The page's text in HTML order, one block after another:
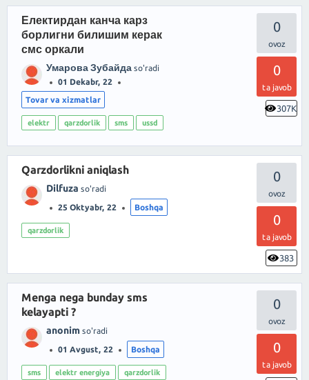
0
0
ta javob
307K
Електирдан канча карз
борлигни билишим керак
смс оркали
Умарова Зубайда so'radi
01 Dekabr, 22
Tovar va xizmatlar
elektr qarzdorlik sms ussd
0
0
ta javob
383
Qarzdorlikni aniqlash
Dilfuza so'radi
25 Oktyabr, 22 Boshqa
qarzdorlik
0
0
ta javob
Menga nega bunday sms
kelayapti ?
anonim so'radi
01 Avgust, 22 Boshqa
sms elektr energiya qarzdorlik